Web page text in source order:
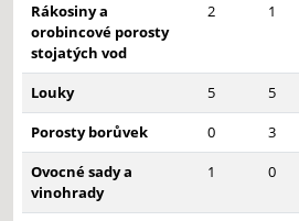
Rákosiny a
orobincové porosty
stojatých vod
2 1
Louky 5 5
Porosty borůvek
0 3
Ovocné sady a
vinohrady
1 0